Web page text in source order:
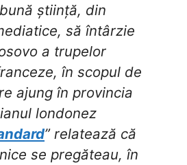
știință, din
să întârzie
a trupelor
în scopul de
ajung în provincia
londonez
” relatează că
se pregăteau, în